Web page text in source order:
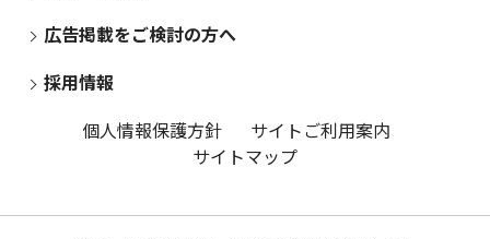
広告掲載をご検討の方へ
採用情報
個人情報保護方針
サイトご利用案内
サイトマップ